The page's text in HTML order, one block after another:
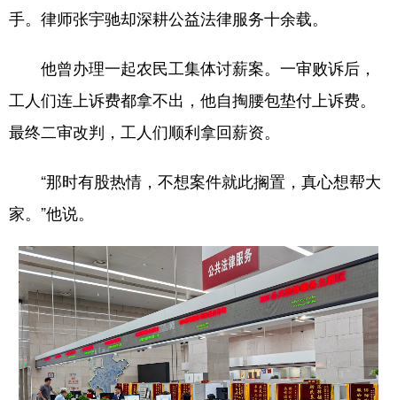
公益 一带一路 亚太网
地方频道
辽宁 吉林 上海 江苏
浙江
山东 河南 湖北 湖南
广东 广西 海南 重庆
四川 贵州 云南 西藏
陕西 青海 宁夏
手。律师张宇驰却深耕公益法律服务十余载。
他曾办理一起农民工集体讨薪案。一审败诉后，
工人们连上诉费都拿不出，他自掏腰包垫付上诉费。
最终二审改判，工人们顺利拿回薪资。
“那时有股热情，不想案件就此搁置，真心想帮大
家。”他说。